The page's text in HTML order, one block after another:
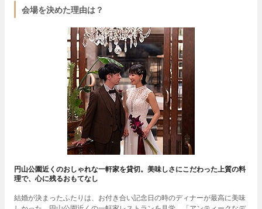
会場を決めた理由は？
円山公園近くのおしゃれな一軒家を貸切。美味しさにこだわった上質の料
理で、心に残るおもてなし
結婚が決まったふたりは、お付き合い記念日の時のディナーが最高に美味